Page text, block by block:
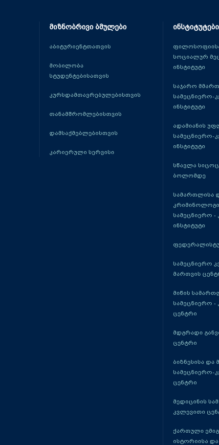
მიზნობრივი ბმულები
აბიტურიენტთათვის
მობილობა
სტუდენტებისათვის
კურსდამთავრებულებისთვის
თანამშრომლებისთვის
დამსაქმებლებისთვის
კარიერული სერვისი
სოციალურ
ინსტიტუტი
საჯარო
სამეცნიერო-
ინსტიტუტი
ადამიანის
სამეცნიერო-
ინსტიტუტი
სწავლა
ბოლომდე
სამართლისა
სამეცნიერო -
ინსტიტუტი
სამეცნიერო
მართვის
მიწის
სამეცნიერო -
ცენტრი
მდგრადი
ცენტრი
ბიზნესისა და
სამეცნიერო-
ცენტრი
მედიცინის
კვლევითი
ქართული
ისტორიისა